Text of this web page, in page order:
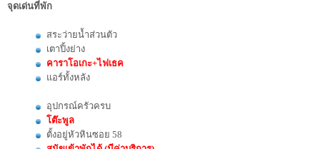
จุดเด่นที่พัก
สระว่ายน้ำส่วนตัว
เตาปิ้งย่าง
คาราโอเกะ+ไฟเธค
แอร์ทั้งหลัง
อุปกรณ์ครัวครบ
โต๊ะพูล
ตั้งอยู่หัวหินซอย 58